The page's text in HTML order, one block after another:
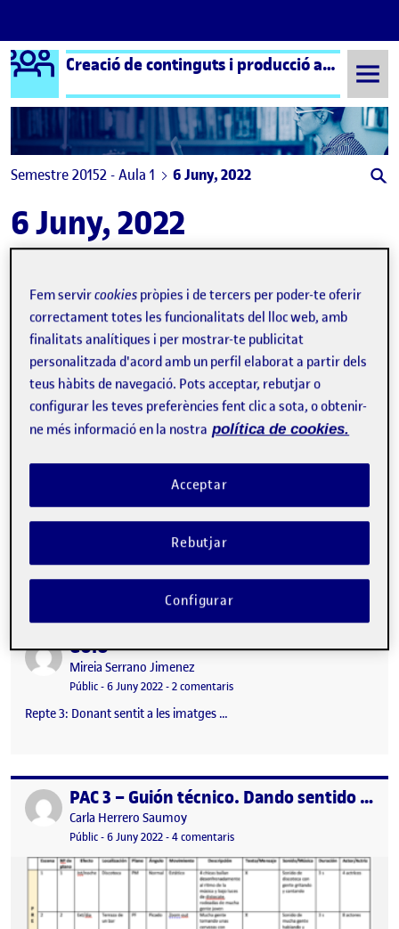
Saltar al contingut
Logo Ágora Creació de continguts i producció audiovisual aula 1
Semestre 20152 - Aula 1 6 Juny, 2022
6 Juny, 2022
Publicat per
Mireia Serrano Jimenez
Visibilitat:
Públic-Data de publicació
6 Juny 2022 -1 comentaria GUIO MIREIA SERRANO
Lliurament guió repte 3 …
Publicat perGUIO
Publicat per
Mireia Serrano Jimenez
Visibilitat:
Públic-Data de publicació
6 Juny 2022-2 comentarisa GUIO
Repte 3: Donant sentit a les imatges …
Publicat per PAC 3 – Guión técnico. Dando sentido a las imágenes
Publicat per
Carla Herrero Saumoy
Visibilitat:
Públic-Data de publicació
6 Juny 2022-4 comentarisa PAC 3 – Guión técnico. Dando
Fem servircookies pròpies i de tercers per poder-te oferir
correctament totes les funcionalitats del lloc web, amb
finalitats analítiques i per mostrar-te publicitat
personalitzada d'acord amb un perfil elaborat a partir dels
teus hàbits de navegació. Pots acceptar, rebutjar o
configurar les teves preferències fent clic a sota, o obtenir-
ne més informació en la nostra política de cookies.
Rebutjar
Acceptar
Configurar